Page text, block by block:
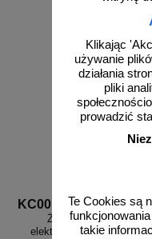
Klikając
używanie
działania
pliki
prowadzić
Te Cookies są
takie
KC001
Źródło promieniowania
elektromagnetycznego -